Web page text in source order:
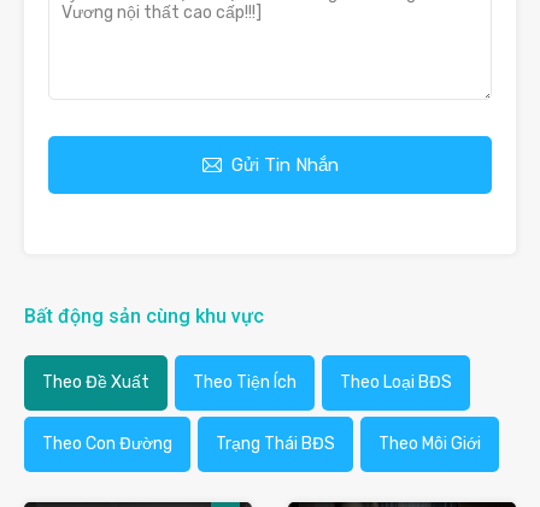
Gửi Tin Nhắn
Bất động sản cùng khu vực
Theo Đề Xuất Theo Tiện Ích Theo Loại BĐS
Theo Con Đường Trạng Thái BĐS Theo Môi Giới